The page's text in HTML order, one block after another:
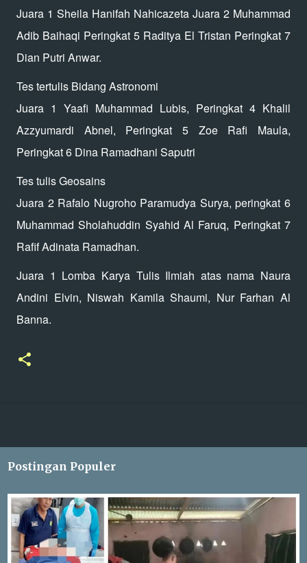
Juara 1 Sheila Hanifah Nahicazeta Juara 2 Muhammad
Adib Baihaqi Peringkat 5 Raditya El Tristan Peringkat 7
Dian Putri Anwar.
Tes tertulis Bidang Astronomi
Juara 1 Yaafi Muhammad Lubis, Peringkat 4 Khalil
Azzyumardi Abnel, Peringkat 5 Zoe Rafi Maula,
Peringkat 6 Dina Ramadhani Saputri
Tes tulis Geosains
Juara 2 Rafalo Nugroho Paramudya Surya, peringkat 6
Muhammad Sholahuddin Syahid Al Faruq, Peringkat 7
Rafif Adinata Ramadhan.
Juara 1 Lomba Karya Tulis Ilmiah atas nama Naura
Andini Elvin, Niswah Kamila Shaumi, Nur Farhan Al
Banna.
Postingan Populer